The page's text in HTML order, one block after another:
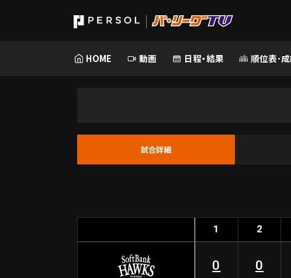
HOME 動画 日程・結果 順位表･
試合詳細
1 2
0 0